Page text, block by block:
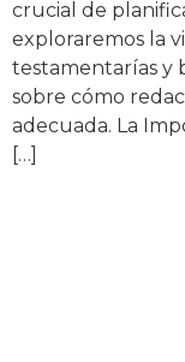
crucial de
exploraremos la
testamentarías y
sobre cómo
adecuada. La
[…]